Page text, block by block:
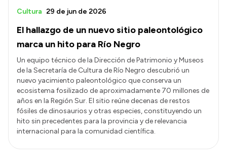
El hallazgo de un nuevo sitio paleontológico
marca un hito para Río Negro
Cultura 29 de jun de 2026
Un equipo técnico de la Dirección de Patrimonio y Museos
de la Secretaría de Cultura de Río Negro descubrió un
nuevo yacimiento paleontológico que conserva un
ecosistema fosilizado de aproximadamente 70 millones de
años en la Región Sur. El sitio reúne decenas de restos
fósiles de dinosaurios y otras especies, constituyendo un
hito sin precedentes para la provincia y de relevancia
internacional para la comunidad científica.